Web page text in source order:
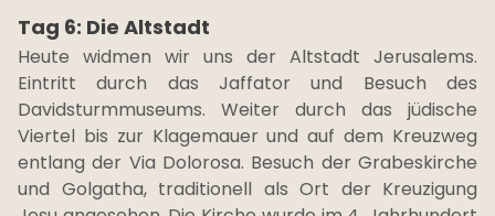
Tag 6: Die Altstadt
Heute widmen wir uns der Altstadt Jerusalems.
Eintritt durch das Jaffator und Besuch des
Davidsturmmuseums. Weiter durch das jüdische
Viertel bis zur Klagemauer und auf dem Kreuzweg
entlang der Via Dolorosa. Besuch der Grabeskirche
und Golgatha, traditionell als Ort der Kreuzigung